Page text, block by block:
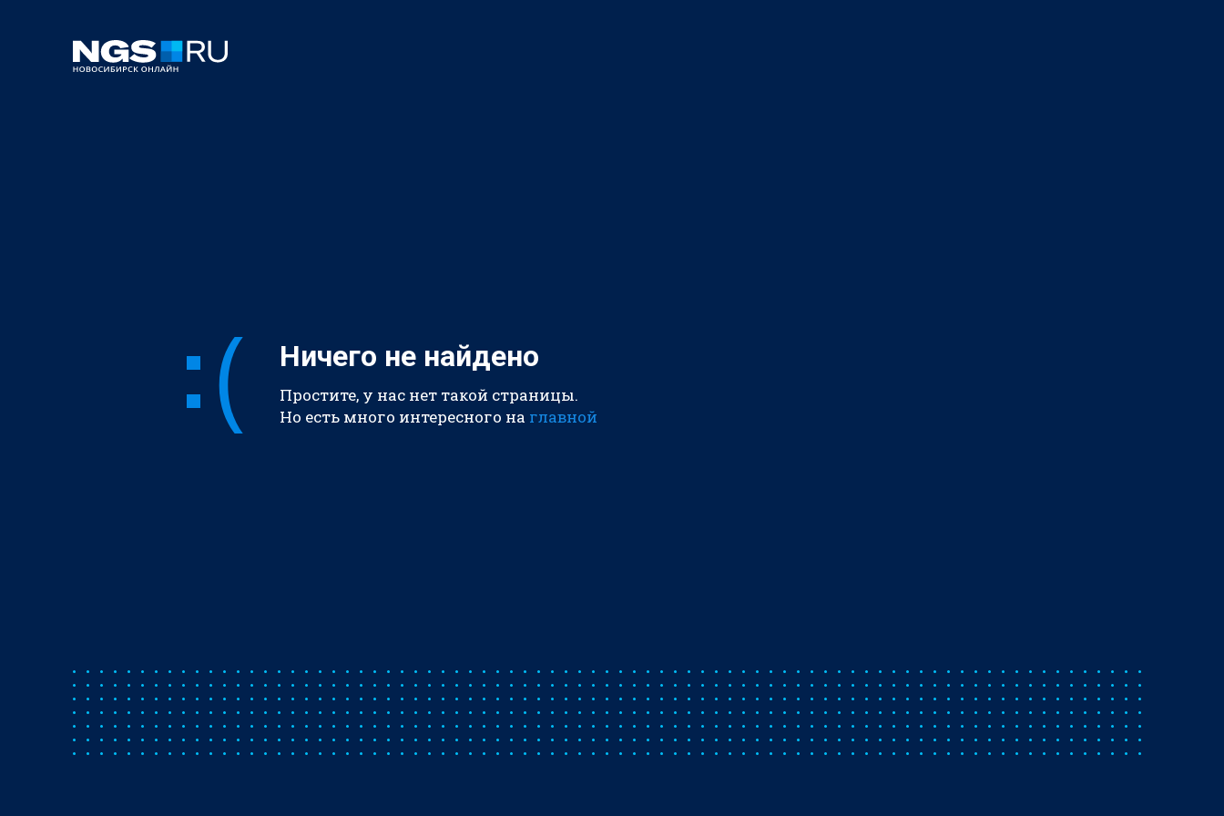
Ничего не найдено
Простите, у нас нет такой страницы.
Но есть много интересного на главной